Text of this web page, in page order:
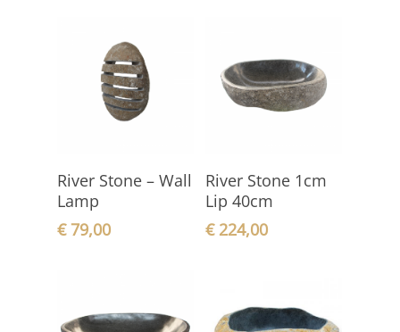
River Stone – Wall
Lamp
€79,00
In den
Warenkorb
River Stone 1cm
Lip 40cm
€224,00